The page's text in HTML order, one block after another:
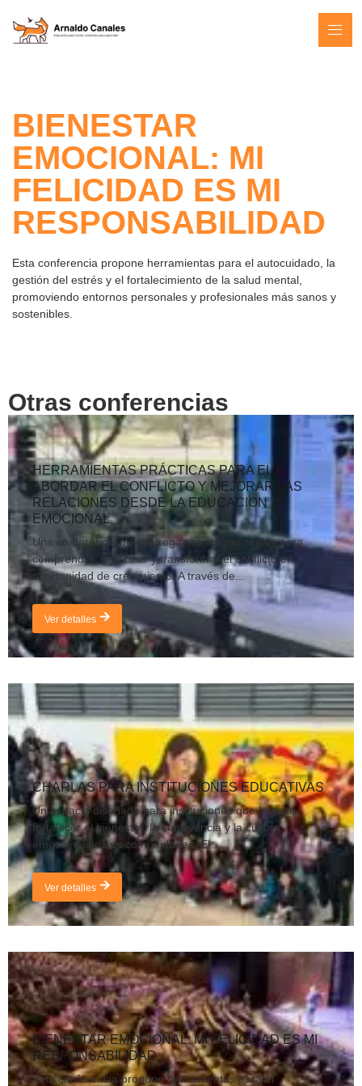
BIENESTAR
EMOCIONAL: MI
FELICIDAD ES MI
RESPONSABILIDAD
Esta conferencia propone herramientas para el autocuidado, la
gestión del estrés y el fortalecimiento de la salud mental,
promoviendo entornos personales y profesionales más sanos y
sostenibles.
Otras conferencias
HERRAMIENTAS PRÁCTICAS PARA EL
ABORDAR EL CONFLICTO Y MEJORAR LAS
RELACIONES DESDE LA EDUCACION
EMOCIONAL
Una conferencia que entrega estrategias reales para
comprender, gestionar y transformar el conflicto en
oportunidad de crecimiento. A través de...
Ver detalles
CHARLAS PARA INSTITUCIONES EDUCATIVAS
Un espacio diseñado para instituciones que buscan
fortalecer el bienestar, la convivencia y la cultura
emocional en sus comunidades. El...
Ver detalles
BIENESTAR EMOCIONAL: MI FELICIDAD ES MI
RESPONSABILIDAD
Esta conferencia propone herramientas para el